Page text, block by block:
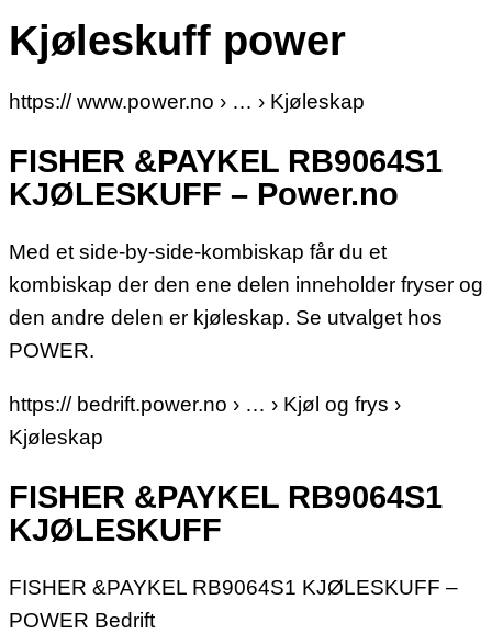
Kjøleskuff power
https:// www.power.no › … › Kjøleskap
FISHER &PAYKEL RB9064S1
KJØLESKUFF – Power.no
Med et side-by-side-kombiskap får du et
kombiskap der den ene delen inneholder fryser og
den andre delen er kjøleskap. Se utvalget hos
POWER.
https:// bedrift.power.no › … › Kjøl og frys ›
Kjøleskap
FISHER &PAYKEL RB9064S1
KJØLESKUFF
FISHER &PAYKEL RB9064S1 KJØLESKUFF –
POWER Bedrift